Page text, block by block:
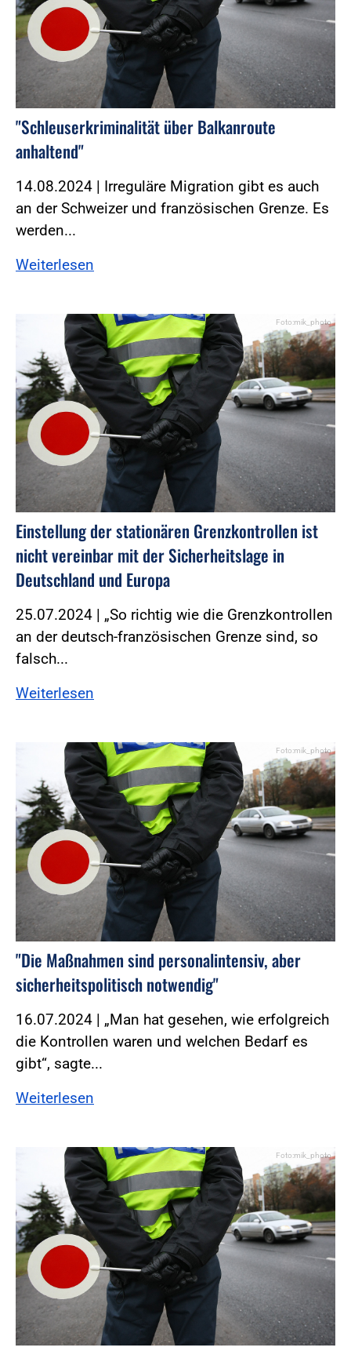
"Schleuserkriminalität über Balkanroute
anhaltend"
14.08.2024 | Irreguläre Migration gibt es auch
an der Schweizer und französischen Grenze. Es
werden...
Weiterlesen
Foto:mik_photo
Einstellung der stationären Grenzkontrollen ist
nicht vereinbar mit der Sicherheitslage in
Deutschland und Europa
25.07.2024 | „So richtig wie die Grenzkontrollen
an der deutsch-französischen Grenze sind, so
falsch...
Weiterlesen
Foto:mik_photo
"Die Maßnahmen sind personalintensiv, aber
sicherheitspolitisch notwendig"
16.07.2024 | „Man hat gesehen, wie erfolgreich
die Kontrollen waren und welchen Bedarf es
gibt“, sagte...
Weiterlesen
Foto:mik_photo